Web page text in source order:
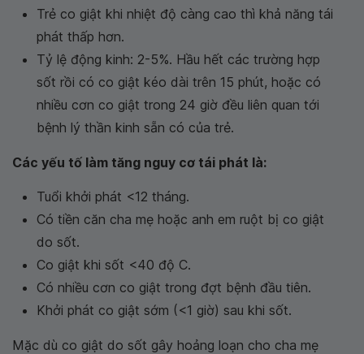
Trẻ co giật khi nhiệt độ càng cao thì khả năng tái
phát thấp hơn.
Tỷ lệ động kinh: 2-5%. Hầu hết các trường hợp
sốt rồi có co giật kéo dài trên 15 phút, hoặc có
nhiều cơn co giật trong 24 giờ đều liên quan tới
bệnh lý thần kinh sẵn có của trẻ.
Các yếu tố làm tăng nguy cơ tái phát là:
Tuổi khởi phát <12 tháng.
Có tiền căn cha mẹ hoặc anh em ruột bị co giật
do sốt.
Co giật khi sốt <40 độ C.
Có nhiều cơn co giật trong đợt bệnh đầu tiên.
Khởi phát co giật sớm (<1 giờ) sau khi sốt.
Mặc dù co giật do sốt gây hoảng loạn cho cha mẹ